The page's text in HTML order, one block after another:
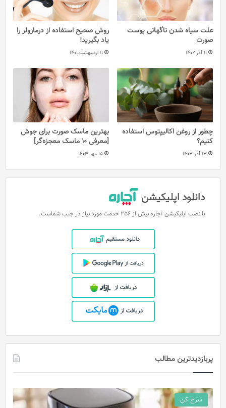
علت سیاه شدن ناگهانی پوست
صورت
11 آذر 1402
روش صحیح استفاده از درمارولر را
یاد بگیرید!
11 اردیبهشت 1401
چطور از روغن اکالیپتوس استفاده
کنیم؟
13 آذر 1403
بهترین ماسک صورت برای جوش
[معرفی 10 ماسک معجزه‌گر]
15 مهر 1403
دانلود اپلیکیشن
با نصب اپلیکیشن آچاره بیش از 256 خدمت مورد نیاز در جیب شماست.
پربازدیدترین مطالب
سرخ کن